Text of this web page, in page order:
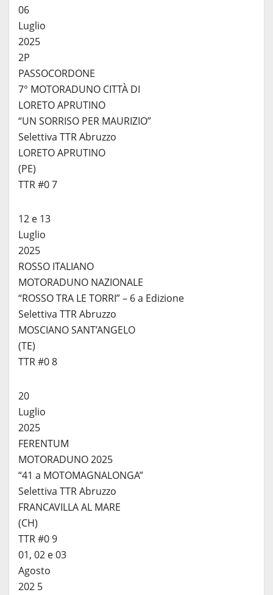
06
Luglio
2025
2P
PASSOCORDONE
7° MOTORADUNO CITTÀ DI
LORETO APRUTINO
“UN SORRISO PER MAURIZIO”
Selettiva TTR Abruzzo
LORETO APRUTINO
(PE)
TTR #0 7
12 e 13
Luglio
2025
ROSSO ITALIANO
MOTORADUNO NAZIONALE
“ROSSO TRA LE TORRI” – 6 a Edizione
Selettiva TTR Abruzzo
MOSCIANO SANT’ANGELO
(TE)
TTR #0 8
20
Luglio
2025
FERENTUM
MOTORADUNO 2025
“41 a MOTOMAGNALONGA”
Selettiva TTR Abruzzo
FRANCAVILLA AL MARE
(CH)
TTR #0 9
01, 02 e 03
Agosto
202 5